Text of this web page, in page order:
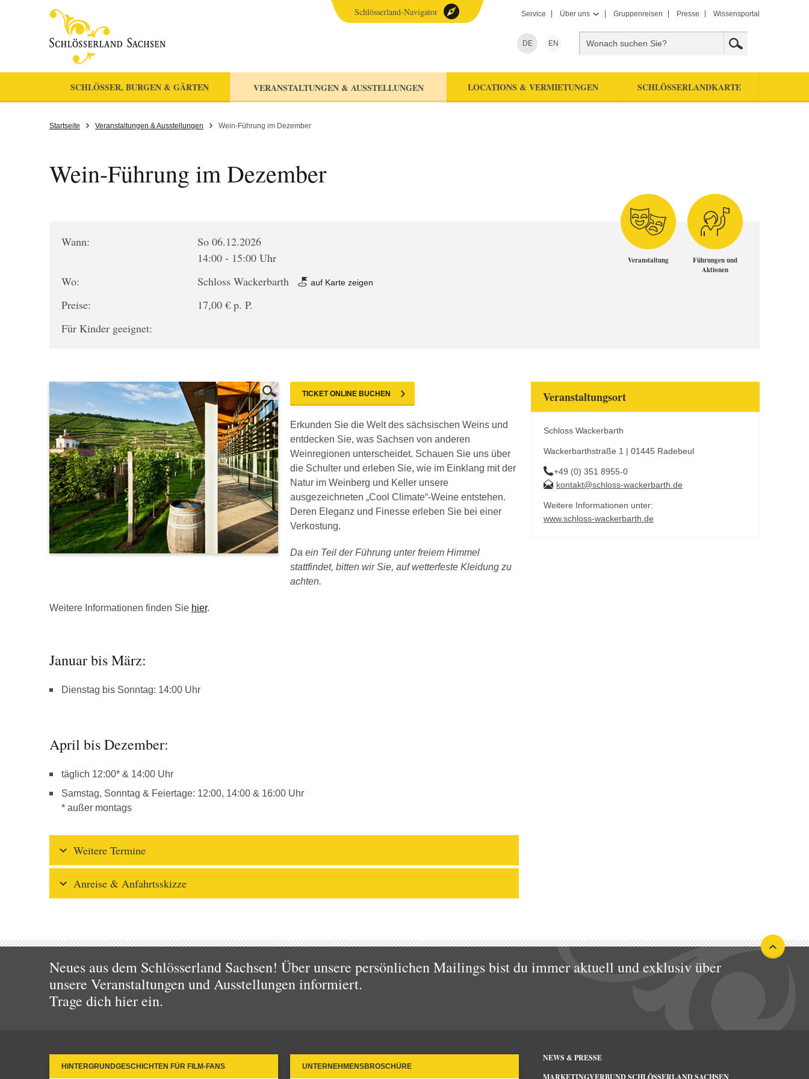
Service Über uns Gruppenreisen Presse Wissensportal
DE EN
SCHLÖSSER, BURGEN & GÄRTEN VERANSTALTUNGEN & AUSSTELLUNGEN LOCATIONS & VERMIETUNGEN SCHLÖSSERLANDKARTE
Schlösserland-Navigator
Startseite Veranstaltungen & Ausstellungen Wein-Führung im Dezember
Wein-Führung im Dezember
Wann:
So 06.12.2026
14:00 - 15:00 Uhr
Wo:
Schloss Wackerbarth auf Karte zeigen
Preise:
17,00 € p. P.
Für Kinder geeignet:
Veranstaltung
Führungen und
Aktionen
TICKET ONLINE BUCHEN
Erkunden Sie die Welt des sächsischen Weins und
entdecken Sie, was Sachsen von anderen
Weinregionen unterscheidet. Schauen Sie uns über
die Schulter und erleben Sie, wie im Einklang mit der
Natur im Weinberg und Keller unsere
ausgezeichneten „Cool Climate“-Weine entstehen.
Deren Eleganz und Finesse erleben Sie bei einer
Verkostung.
Da ein Teil der Führung unter freiem Himmel
stattfindet, bitten wir Sie, auf wetterfeste Kleidung zu
achten.
Weitere Informationen finden Sie hier.
Januar bis März:
Dienstag bis Sonntag: 14:00 Uhr
April bis Dezember:
täglich 12:00* & 14:00 Uhr
Samstag, Sonntag & Feiertage: 12:00, 14:00 & 16:00 Uhr
* außer montags
Weitere Termine
Anreise & Anfahrtsskizze
Veranstaltungsort
Schloss Wackerbarth
Wackerbarthstraße 1 | 01445 Radebeul
+49 (0) 351 8955-0
kontakt@schloss-wackerbarth.de
Weitere Informationen unter:
www.schloss-wackerbarth.de
Neues aus dem Schlösserland Sachsen! Über unsere persönlichen Mailings bist du immer aktuell und exklusiv über
unsere Veranstaltungen und Ausstellungen informiert.
Trage dich hier ein.
HINTERGRUNDGESCHICHTEN FÜR FILM-FANS UNTERNEHMENSBROSCHÜRE
NEWS & PRESSE
MARKETINGVERBUND SCHLÖSSERLAND SACHSEN